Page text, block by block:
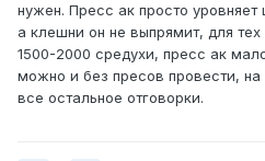
нужен. Пресс ак просто
а клешни он не выпрямит, для
1500-2000 средухи, пресс ак
можно и без пресов провести, на
все остальное отговорки.